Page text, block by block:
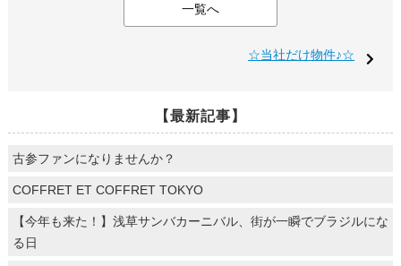
一覧へ
☆当社だけ物件♪☆
【最新記事】
古参ファンになりませんか？
COFFRET ET COFFRET TOKYO
【今年も来た！】浅草サンバカーニバル、街が一瞬でブラジルにな
る日